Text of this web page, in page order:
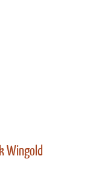
Wingold